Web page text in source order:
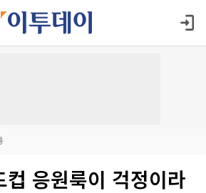
컵 응원룩이 걱정이라